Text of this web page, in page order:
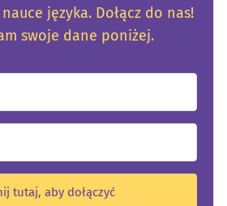
języka. Dołącz do nas!
swoje dane poniżej.
tutaj, aby dołączyć